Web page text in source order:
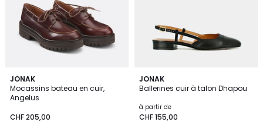
JONAK
Mocassins bateau en cuir,
Angelus
CHF 205,00
JONAK
Ballerines cuir à talon Dhapou
à partir de
CHF 155,00
3,7
/ 5
4
Couleurs